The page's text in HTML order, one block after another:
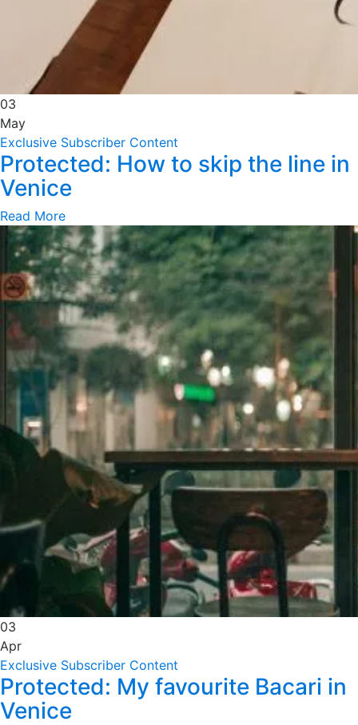
03
May
Exclusive Subscriber Content
Protected: How to skip the line in
Venice
Read More
03
Apr
Exclusive Subscriber Content
Protected: My favourite Bacari in
Venice